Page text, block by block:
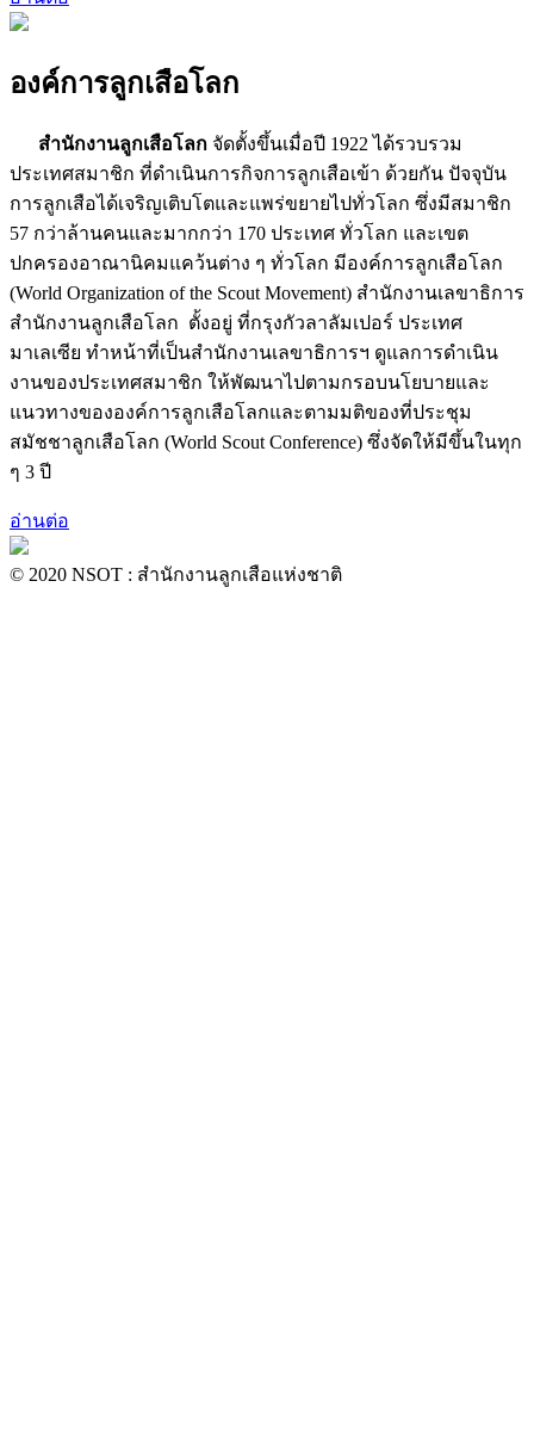
องค์การลูกเสือโลก
สำนักงานลูกเสือโลก จัดตั้งขึ้นเมื่อปี 1922 ได้รวบรวม
ประเทศสมาชิก ที่ดำเนินการกิจการลูกเสือเข้า ด้วยกัน ปัจจุบัน
การลูกเสือได้เจริญเติบโตและแพร่ขยายไปทั่วโลก ซึ่งมีสมาชิก
57 กว่าล้านคนและมากกว่า 170 ประเทศ ทั่วโลก และเขต
ปกครองอาณานิคมแคว้นต่าง ๆ ทั่วโลก มีองค์การลูกเสือโลก
(World Organization of the Scout Movement) สำนักงานเลขาธิการ
สำนักงานลูกเสือโลก ตั้งอยู่ ที่กรุงกัวลาลัมเปอร์ ประเทศ
มาเลเซีย ทำหน้าที่เป็นสำนักงานเลขาธิการฯ ดูแลการดำเนิน
งานของประเทศสมาชิก ให้พัฒนาไปตามกรอบนโยบายและ
แนวทางขององค์การลูกเสือโลกและตามมติของที่ประชุม
สมัชชาลูกเสือโลก (World Scout Conference) ซึ่งจัดให้มีขึ้นในทุก
ๆ 3 ปี
อ่านต่อ
© 2020 NSOT : สำนักงานลูกเสือแห่งชาติ